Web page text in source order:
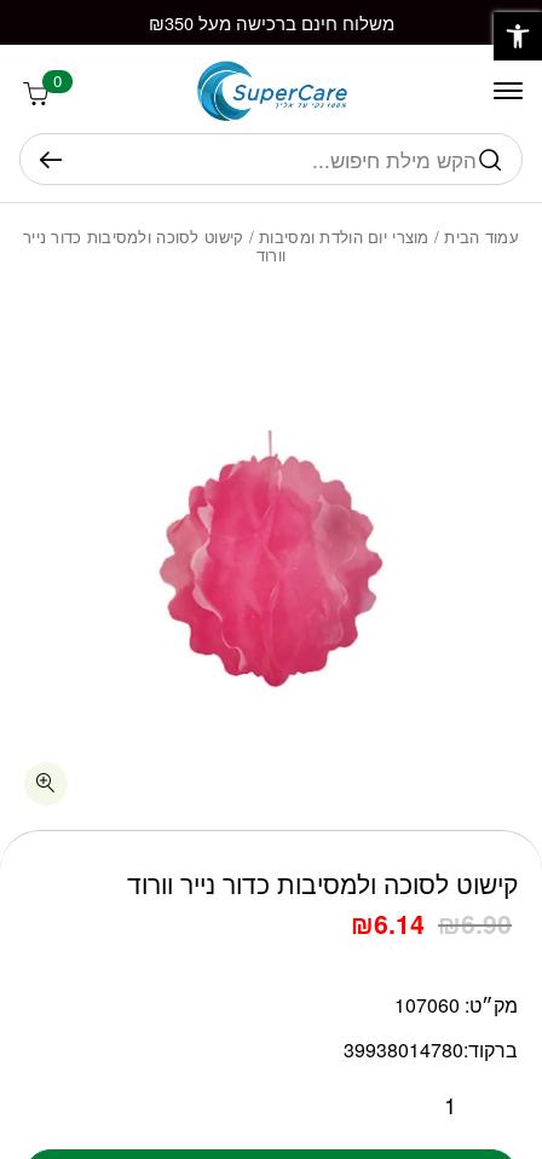
Skip to Content משלוח חינם ברכישה מעל ₪350
0
חיפוש
עמוד הבית/ מוצרי יום הולדת ומסיבות/ קישוט לסוכה ולמסיבות כדור נייר
וורוד
קישוט לסוכה ולמסיבות כדור נייר וורוד
₪6.90
₪6.14
מק״ט: 107060
ברקוד:39938014780
כמות קישוט לסוכה ולמסיבות כדור נייר וורוד
בחזרה למעלה
פתח סרגל נגישות